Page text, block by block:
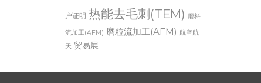
Show VIDEO 公司新闻 增材制造 客
户证明 热能去毛刺(TEM) 磨料
流加工(AFM)